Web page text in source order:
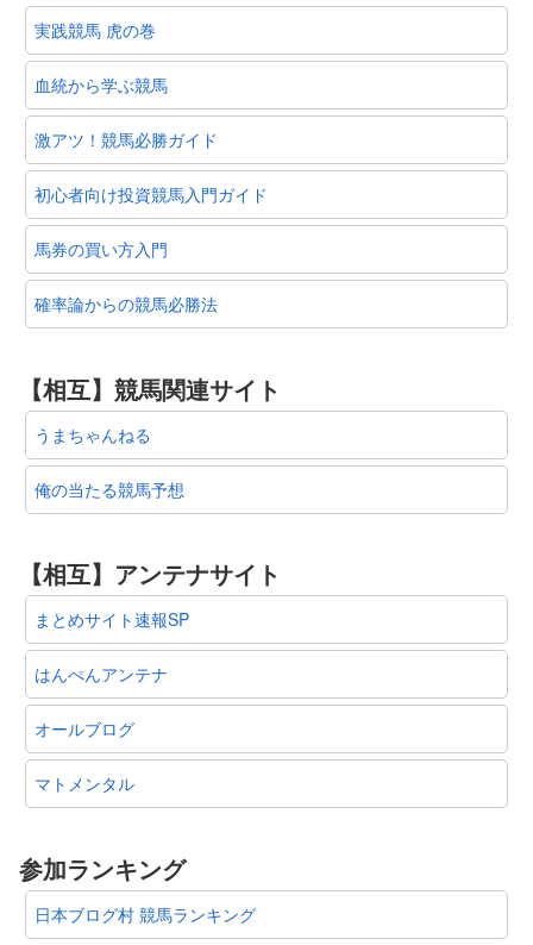
実践競馬 虎の巻
血統から学ぶ競馬
激アツ！競馬必勝ガイド
初心者向け投資競馬入門ガイド
馬券の買い方入門
確率論からの競馬必勝法
【相互】競馬関連サイト
うまちゃんねる
俺の当たる競馬予想
【相互】アンテナサイト
まとめサイト速報SP
はんぺんアンテナ
オールブログ
マトメンタル
参加ランキング
日本ブログ村 競馬ランキング